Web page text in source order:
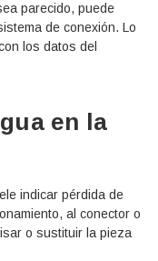
parecido, puede
de conexión. Lo
los datos del
en la
indicar pérdida de
al conector o
o sustituir la pieza